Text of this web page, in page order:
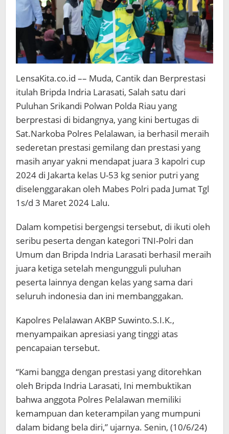
LensaKita.co.id –– Muda, Cantik dan Berprestasi
itulah Bripda Indria Larasati, Salah satu dari
Puluhan Srikandi Polwan Polda Riau yang
berprestasi di bidangnya, yang kini bertugas di
Sat.Narkoba Polres Pelalawan, ia berhasil meraih
sederetan prestasi gemilang dan prestasi yang
masih anyar yakni mendapat juara 3 kapolri cup
2024 di Jakarta kelas U-53 kg senior putri yang
diselenggarakan oleh Mabes Polri pada Jumat Tgl
1s/d 3 Maret 2024 Lalu.
Dalam kompetisi bergengsi tersebut, di ikuti oleh
seribu peserta dengan kategori TNI-Polri dan
Umum dan Bripda Indria Larasati berhasil meraih
juara ketiga setelah mengungguli puluhan
peserta lainnya dengan kelas yang sama dari
seluruh indonesia dan ini membanggakan.
Kapolres Pelalawan AKBP Suwinto.S.I.K.,
menyampaikan apresiasi yang tinggi atas
pencapaian tersebut.
“Kami bangga dengan prestasi yang ditorehkan
oleh Bripda Indria Larasati, Ini membuktikan
bahwa anggota Polres Pelalawan memiliki
kemampuan dan keterampilan yang mumpuni
dalam bidang bela diri,” ujarnya. Senin, (10/6/24)